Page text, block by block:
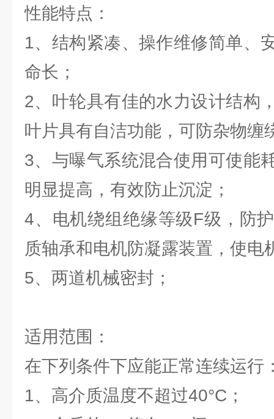
性能特点：
1、结构紧凑、操作维修简单、
命长；
2、叶轮具有佳的水力设计结构
叶片具有自洁功能，可防杂物缠
3、与曝气系统混合使用可使能
明显提高，有效防止沉淀；
4、电机绕组绝缘等级F级，防
质轴承和电机防凝露装置，使电
5、两道机械密封；
适用范围：
在下列条件下应能正常连续运行
1、高介质温度不超过40°C；